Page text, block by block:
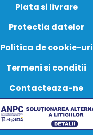
Plata si livrare
Protectia datelor
Politica de cookie-uri
Termeni si conditii
Contacteaza-ne